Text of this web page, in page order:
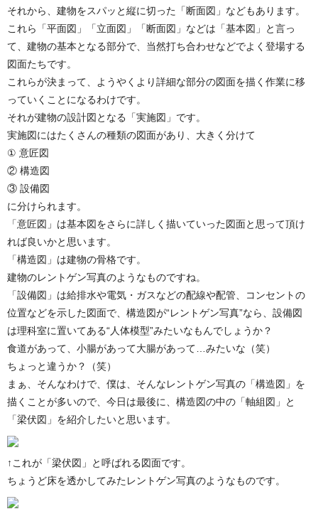
それから、建物をスパッと縦に切った「断面図」などもあります。
これら「平面図」「立面図」「断面図」などは「基本図」と言っ
て、建物の基本となる部分で、当然打ち合わせなどでよく登場する
図面たちです。
これらが決まって、ようやくより詳細な部分の図面を描く作業に移
っていくことになるわけです。
それが建物の設計図となる「実施図」です。
実施図にはたくさんの種類の図面があり、大きく分けて
① 意匠図
② 構造図
③ 設備図
に分けられます。
「意匠図」は基本図をさらに詳しく描いていった図面と思って頂け
れば良いかと思います。
「構造図」は建物の骨格です。
建物のレントゲン写真のようなものですね。
「設備図」は給排水や電気・ガスなどの配線や配管、コンセントの
位置などを示した図面で、構造図が“レントゲン写真”なら、設備図
は理科室に置いてある“人体模型”みたいなもんでしょうか？
食道があって、小腸があって大腸があって…みたいな（笑）
ちょっと違うか？（笑）
まぁ、そんなわけで、僕は、そんなレントゲン写真の「構造図」を
描くことが多いので、今日は最後に、構造図の中の「軸組図」と
「梁伏図」を紹介したいと思います。
↑これが「梁伏図」と呼ばれる図面です。
ちょうど床を透かしてみたレントゲン写真のようなものです。